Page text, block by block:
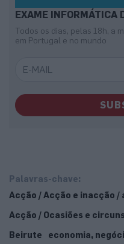
EXAME INFORMÁTICA
Todos os dias, pelas 18h, a
em Portugal e no mundo
Palavras-chave:
Acção / Acção e inacção /
Acção / Ocasiões e
Beirute
economia,